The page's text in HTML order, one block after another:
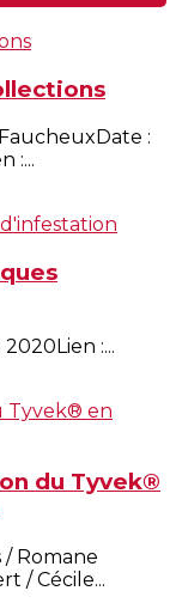
:
:...
:...
du Tyvek®
Romane
/ Cécile...